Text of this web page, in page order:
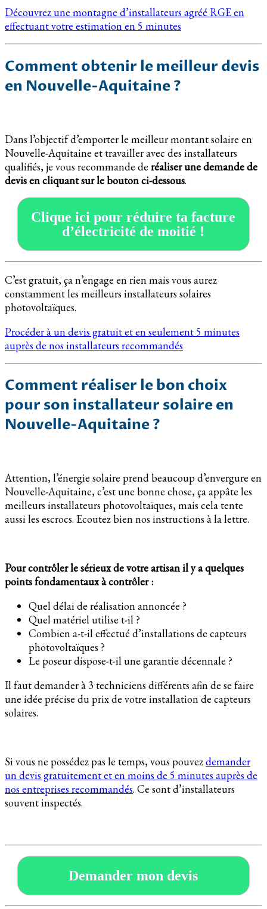
Découvrez une montagne d’installateurs agréé RGE en
effectuant votre estimation en 5 minutes
Comment obtenir le meilleur devis
en Nouvelle-Aquitaine ?
Dans l’objectif d’emporter le meilleur montant solaire en
Nouvelle-Aquitaine et travailler avec des installateurs
qualifiés, je vous recommande de réaliser une demande de
devis en cliquant sur le bouton ci-dessous.
Clique ici pour réduire ta facture
d’électricité de moitié !
C’est gratuit, ça n’engage en rien mais vous aurez
constamment les meilleurs installateurs solaires
photovoltaïques.
Procéder à un devis gratuit et en seulement 5 minutes
auprès de nos installateurs recommandés
Comment réaliser le bon choix
pour son installateur solaire en
Nouvelle-Aquitaine ?
Attention, l’énergie solaire prend beaucoup d’envergure en
Nouvelle-Aquitaine, c’est une bonne chose, ça appâte les
meilleurs installateurs photovoltaïques, mais cela tente
aussi les escrocs. Ecoutez bien nos instructions à la lettre.
Pour contrôler le sérieux de votre artisan il y a quelques
points fondamentaux à contrôler :
Quel délai de réalisation annoncée ?
Quel matériel utilise t-il ?
Combien a-t-il effectué d’installations de capteurs
photovoltaïques ?
Le poseur dispose-t-il une garantie décennale ?
Il faut demander à 3 techniciens différents afin de se faire
une idée précise du prix de votre installation de capteurs
solaires.
Si vous ne possédez pas le temps, vous pouvezdemander
un devis gratuitement et en moins de 5 minutes auprès de
nos entreprises recommandés. Ce sont d’installateurs
souvent inspectés.
Demander mon devis